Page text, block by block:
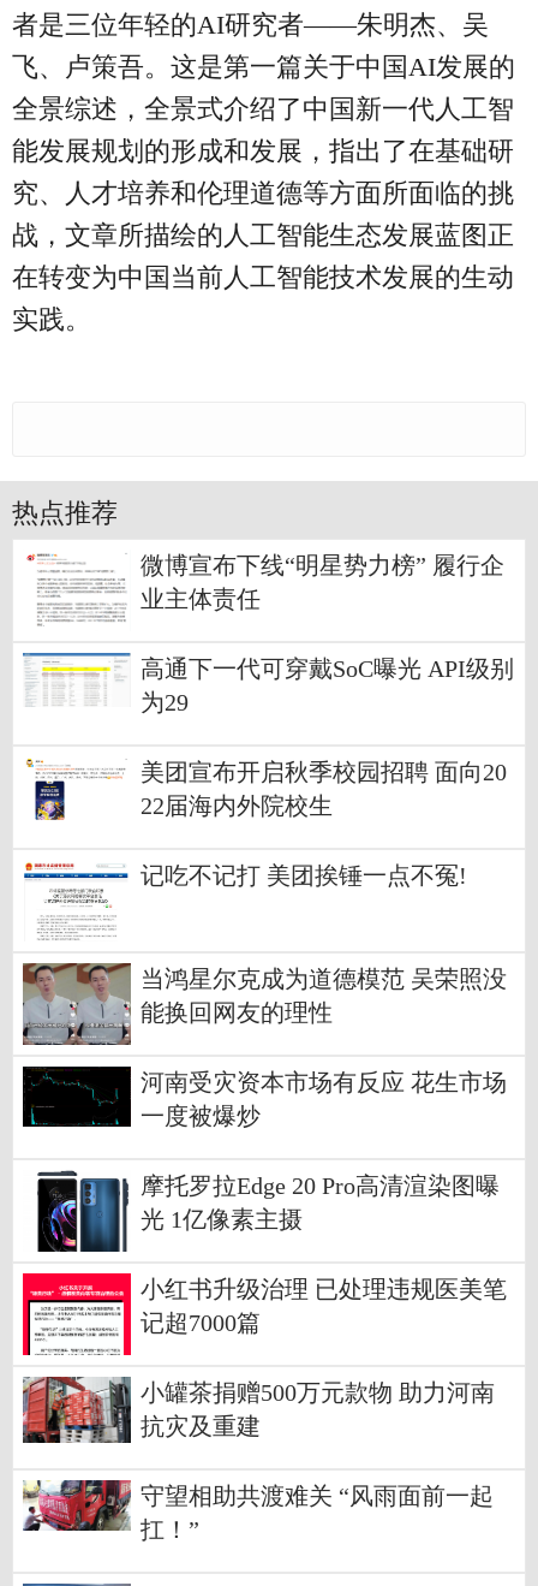
者是三位年轻的AI研究者——朱明杰、吴
飞、卢策吾。这是第一篇关于中国AI发展的
全景综述，全景式介绍了中国新一代人工智
能发展规划的形成和发展，指出了在基础研
究、人才培养和伦理道德等方面所面临的挑
战，文章所描绘的人工智能生态发展蓝图正
在转变为中国当前人工智能技术发展的生动
实践。
热点推荐
微博宣布下线“明星势力榜” 履行企
业主体责任
高通下一代可穿戴SoC曝光 API级别
为29
美团宣布开启秋季校园招聘 面向20
22届海内外院校生
记吃不记打 美团挨锤一点不冤!
当鸿星尔克成为道德模范 吴荣照没
能换回网友的理性
河南受灾资本市场有反应 花生市场
一度被爆炒
摩托罗拉Edge 20 Pro高清渲染图曝
光 1亿像素主摄
小红书升级治理 已处理违规医美笔
记超7000篇
小罐茶捐赠500万元款物 助力河南
抗灾及重建
守望相助共渡难关 “风雨面前一起
扛！”